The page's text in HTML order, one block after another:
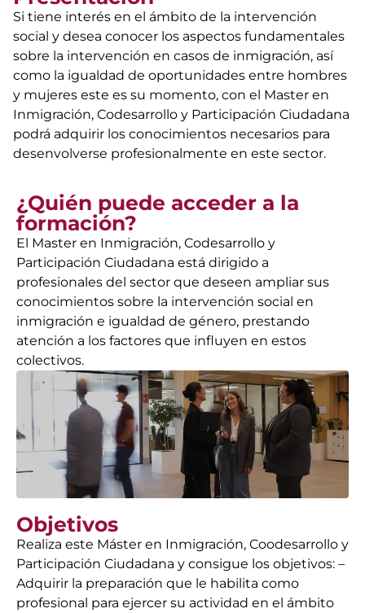
Si tiene interés en el ámbito de la intervención
social y desea conocer los aspectos fundamentales
sobre la intervención en casos de inmigración, así
como la igualdad de oportunidades entre hombres
y mujeres este es su momento, con el Master en
Inmigración, Codesarrollo y Participación Ciudadana
podrá adquirir los conocimientos necesarios para
desenvolverse profesionalmente en este sector.
¿Quién puede acceder a la
formación?
El Master en Inmigración, Codesarrollo y
Participación Ciudadana está dirigido a
profesionales del sector que deseen ampliar sus
conocimientos sobre la intervención social en
inmigración e igualdad de género, prestando
atención a los factores que influyen en estos
colectivos.
Objetivos
Realiza este Máster en Inmigración, Coodesarrollo y
Participación Ciudadana y consigue los objetivos: –
Adquirir la preparación que le habilita como
profesional para ejercer su actividad en el ámbito